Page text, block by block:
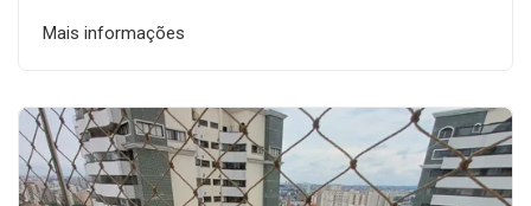
Mais informações